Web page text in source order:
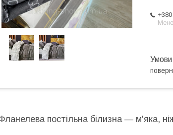
постільна білизна — м'яка,